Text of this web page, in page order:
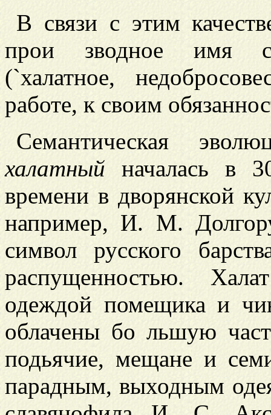
В связи с этим
прои зводное имя
(`халатное,
работе, к своим
Семантическая
халатный началась в
времени в дворянской
например, И. М.
символ русского
распущенностью.
одеждой помещика и
облачены бо льшую
подьячие, мещане и
парадным, выходным